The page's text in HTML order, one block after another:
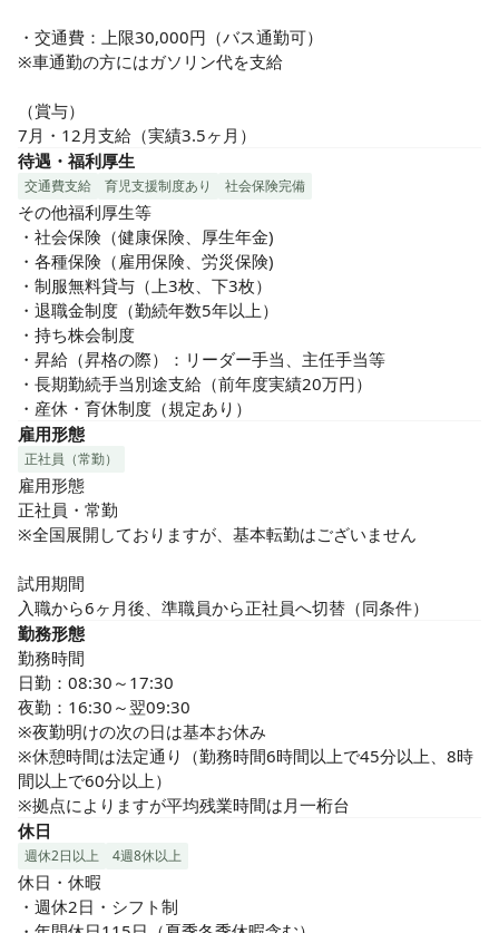
・交通費：上限30,000円（バス通勤可）
※車通勤の方にはガソリン代を支給
（賞与）
7月・12月支給（実績3.5ヶ月）
待遇・福利厚生
交通費支給 育児支援制度あり 社会保険完備
その他福利厚生等
・社会保険（健康保険、厚生年金)
・各種保険（雇用保険、労災保険)
・制服無料貸与（上3枚、下3枚）
・退職金制度（勤続年数5年以上）
・持ち株会制度
・昇給（昇格の際）：リーダー手当、主任手当等
・長期勤続手当別途支給（前年度実績20万円）
・産休・育休制度（規定あり）
雇用形態
正社員（常勤）
雇用形態
正社員・常勤
※全国展開しておりますが、基本転勤はございません
試用期間
入職から6ヶ月後、準職員から正社員へ切替（同条件）
勤務形態
勤務時間
日勤：08:30～17:30
夜勤：16:30～翌09:30
※夜勤明けの次の日は基本お休み
※休憩時間は法定通り（勤務時間6時間以上で45分以上、8時
間以上で60分以上）
※拠点によりますが平均残業時間は月一桁台
休日
週休2日以上 4週8休以上
休日・休暇
・週休2日・シフト制